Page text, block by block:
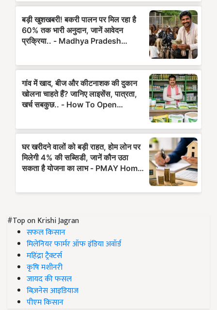
#Top on Krishi Jagran
सफल किसान
मिलेनियर फार्मर ऑफ इंडिया अवॉर्ड
महिंद्रा ट्रैक्टर्स
कृषि मशीनरी
जायद की फसल
बिज़नेस आइडियाज
पीएम किसान